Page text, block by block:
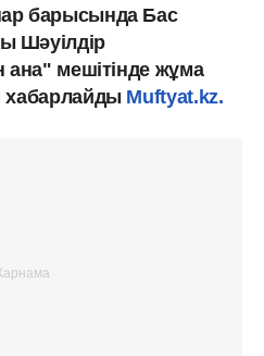
барысында Бас
Шәуілдір
ана" мешітінде жұма
хабарлайды Muftyat.kz.